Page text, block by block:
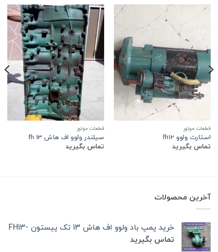
قطعات موتور
استارت ولوو fh12
تماس بگیرید
قطعات موتور
سیلندر ولوو اف هاش fh 13
تماس بگیرید
آخرین محصولات
خرید پمپ باد ولوو اف هاش 13 تک‌ پیستون -FH13
تماس بگیرید